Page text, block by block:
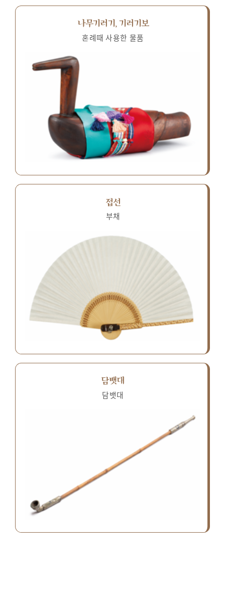
나무기러기, 기러기보
혼례때 사용한 물품
접선
부채
담뱃대
담뱃대